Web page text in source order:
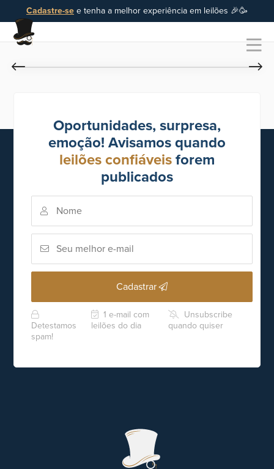
Cadastre-se e tenha a melhor experiência em leilões 🎉🥳
Oportunidades, surpresa,
emoção! Avisamos quando
leilões confiáveis forem
publicados
Cadastrar
Detestamos
spam!
1 e-mail com
leilões do dia
Unsubscribe
quando quiser